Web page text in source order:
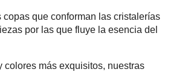
copas que conforman las cristalerías
por las que fluye la esencia del
colores más exquisitos, nuestras